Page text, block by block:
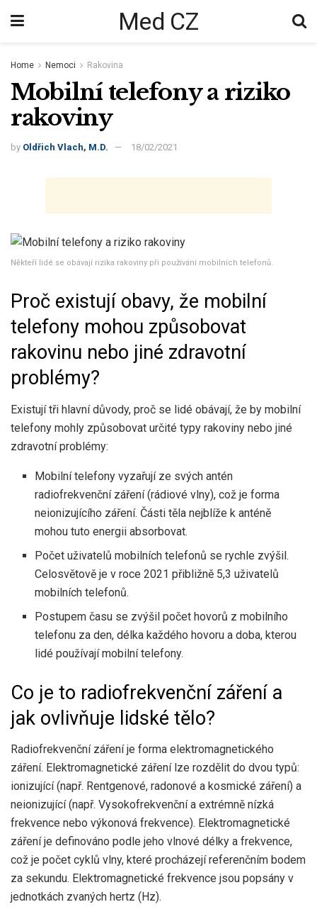
Med CZ
Home Nemoci Rakovina
Mobilní telefony a riziko
rakoviny
by Oldřich Vlach, M.D. 18/02/2021
Někteří lidé se obávají rizika rakoviny při používání mobilních telefonů.
Proč existují obavy, že mobilní
telefony mohou způsobovat
rakovinu nebo jiné zdravotní
problémy?
Existují tři hlavní důvody, proč se lidé obávají, že by mobilní
telefony mohly způsobovat určité typy rakoviny nebo jiné
zdravotní problémy:
Mobilní telefony vyzařují ze svých antén
radiofrekvenční záření (rádiové vlny), což je forma
neionizujícího záření. Části těla nejblíže k anténě
mohou tuto energii absorbovat.
Počet uživatelů mobilních telefonů se rychle zvýšil.
Celosvětově je v roce 2021 přibližně 5,3 uživatelů
mobilních telefonů.
Postupem času se zvýšil počet hovorů z mobilního
telefonu za den, délka každého hovoru a doba, kterou
lidé používají mobilní telefony.
Co je to radiofrekvenční záření a
jak ovlivňuje lidské tělo?
Radiofrekvenční záření je forma elektromagnetického
záření. Elektromagnetické záření lze rozdělit do dvou typů:
ionizující (např. Rentgenové, radonové a kosmické záření) a
neionizující (např. Vysokofrekvenční a extrémně nízká
frekvence nebo výkonová frekvence). Elektromagnetické
záření je definováno podle jeho vlnové délky a frekvence,
což je počet cyklů vlny, které procházejí referenčním bodem
za sekundu. Elektromagnetické frekvence jsou popsány v
jednotkách zvaných hertz (Hz).